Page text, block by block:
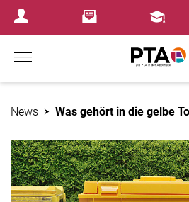
Login MenuNewsletter
News Was gehört in die gelbe